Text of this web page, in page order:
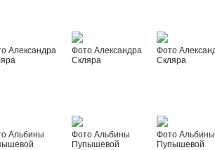
Александра
Фото Александра
Скляра
Фото
Скляра
Альбины
Фото Альбины
Пупышевой
Фото Альбины
Пупышевой